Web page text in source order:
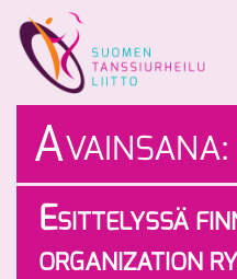
content
AVAINSANA:
ESITTELYSSÄ
ORGANIZATION RY